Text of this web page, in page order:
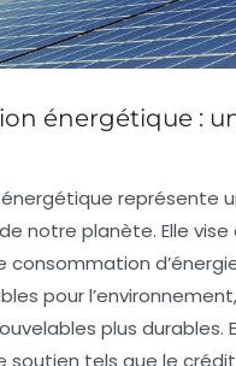
énergétique :
représente
notre planète. Elle
consommation
pour
plus durables.
soutien tels que le